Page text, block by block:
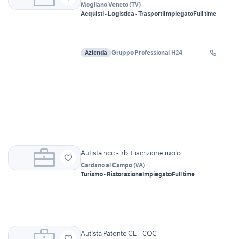
Mogliano Veneto(TV)
Acquisti - Logistica - TrasportiImpiegatoFull time
Azienda Gruppo Professional H24
Autista ncc - kb + iscrizione ruolo
Cardano al Campo(VA)
Turismo - RistorazioneImpiegatoFull time
Autista Patente CE - CQC